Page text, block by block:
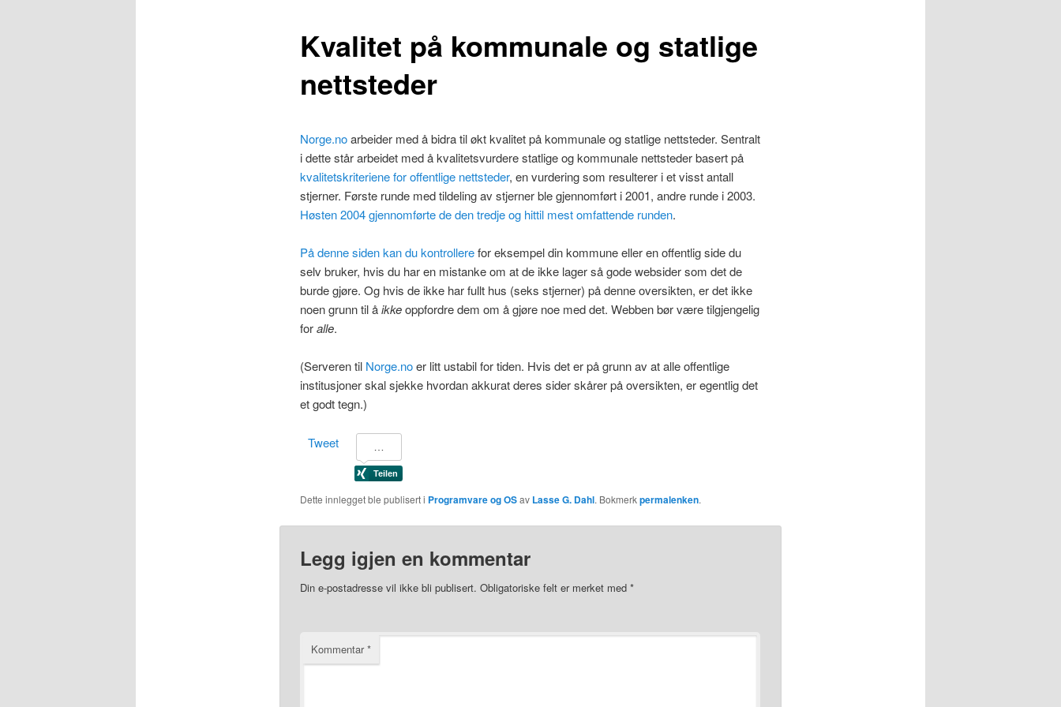
Kvalitet på kommunale og statlige
nettsteder
Norge.noarbeider med å bidra til økt kvalitet på kommunale og statlige nettsteder. Sentralt
i dette står arbeidet med å kvalitetsvurdere statlige og kommunale nettsteder basert på
kvalitetskriteriene for offentlige nettsteder, en vurdering som resulterer i et visst antall
stjerner. Første runde med tildeling av stjerner ble gjennomført i 2001, andre runde i 2003.
Høsten 2004 gjennomførte de den tredje og hittil mest omfattende runden.
På denne siden kan du kontrollerefor eksempel din kommune eller en offentlig side du
selv bruker, hvis du har en mistanke om at de ikke lager så gode websider som det de
burde gjøre. Og hvis de ikke har fullt hus (seks stjerner) på denne oversikten, er det ikke
noen grunn til åikkeoppfordre dem om å gjøre noe med det. Webben bør være tilgjengelig
foralle.
(Serveren til Norge.noer litt ustabil for tiden. Hvis det er på grunn av at alle offentlige
institusjoner skal sjekke hvordan akkurat deres sider skårer på oversikten, er egentlig det
et godt tegn.)
Tweet
Dette innlegget ble publisert i Programvare og OSav Lasse G. Dahl. Bokmerkpermalenken.
Legg igjen en kommentar
Din e-postadresse vil ikke bli publisert. Obligatoriske felt er merket med *
Kommentar*